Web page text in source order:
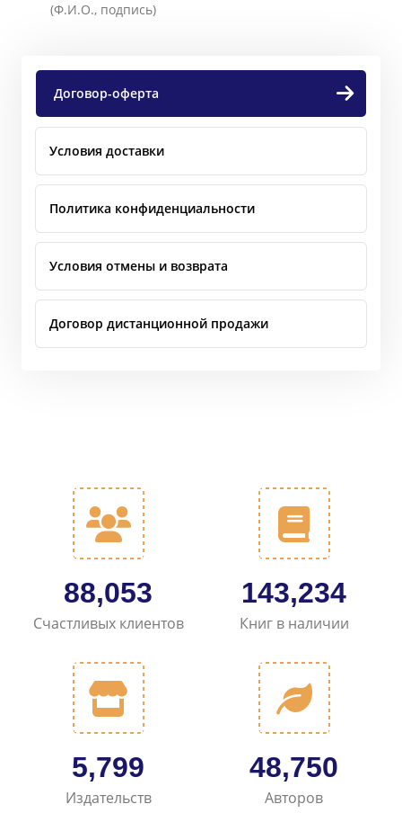
(Ф.И.О., подпись)
Договор-оферта
Условия доставки
Политика конфиденциальности
Условия отмены и возврата
Договор дистанционной продажи
101,167
Счастливых клиентов
164,681
Книг в наличии
6,668
Издательств
56,049
Авторов